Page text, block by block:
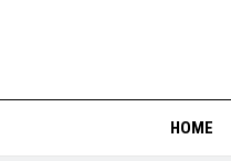
HOME